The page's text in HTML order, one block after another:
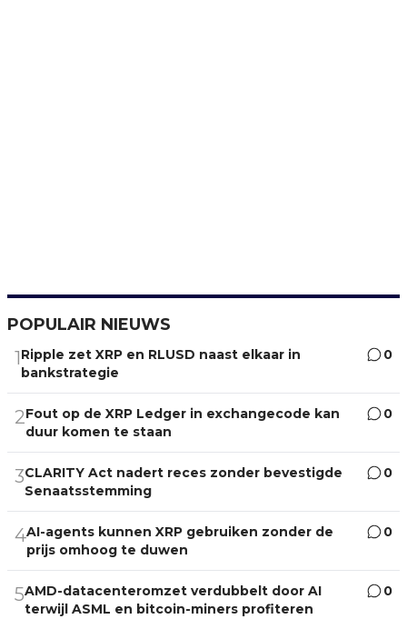
POPULAIR NIEUWS
1Ripple zet XRP en RLUSD naast elkaar in
bankstrategie
0
2Fout op de XRP Ledger in exchangecode kan
duur komen te staan
0
3CLARITY Act nadert reces zonder bevestigde
Senaatsstemming
0
4AI-agents kunnen XRP gebruiken zonder de
prijs omhoog te duwen
0
5AMD-datacenteromzet verdubbelt door AI
terwijl ASML en bitcoin-miners profiteren
0